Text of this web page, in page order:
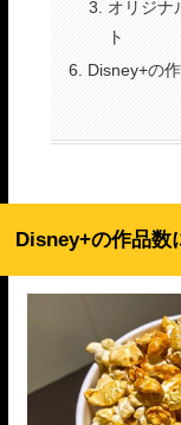
オリジナ
ト
Disney+の
Disney+の作品数